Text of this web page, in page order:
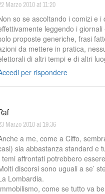
Marzo 2010 at 11:20
so se ascoltando i comizi e
leggendo i
proposte generiche, frasi
da mettere in pratica,
di altri tempi e di altri
per rispondere
Marzo 2010 at 19:36
a me, come a Ciffo,
sia abbastanza standard e
temi affrontati potrebbero
discorsi sono uguali a se’
Lombardia.
come se tutto va